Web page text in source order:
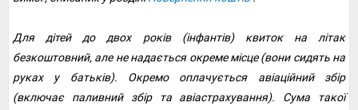
Для дітей до двох років (інфантів) квиток на літак
безкоштовний, але не надається окреме місце (вони сидять на
руках у батьків). Окремо оплачується авіаційний збір
(включає паливний збір та авіастрахування). Сума такої